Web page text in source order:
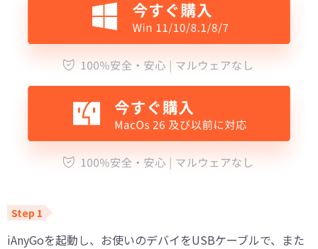
iAnyGoを起動し、お使いのデバイをUSBケーブルで、また